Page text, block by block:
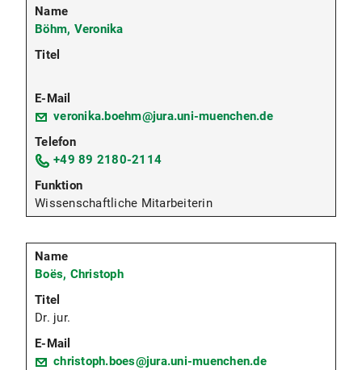
Böhm, Veronika
veronika.boehm@jura.uni-muenchen.de
+49 89 2180-2114
Wissenschaftliche Mitarbeiterin
Boës, Christoph
Dr. jur.
christoph.boes@jura.uni-muenchen.de